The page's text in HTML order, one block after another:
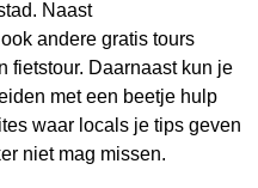
Naast
andere gratis tours
fietstour. Daarnaast kun je
met een beetje hulp
waar locals je tips geven
niet mag missen.